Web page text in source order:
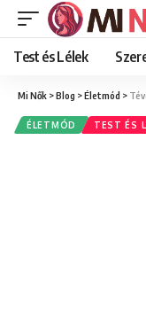
Test és Lélek
Mi Nők >Blog >Életmód >
ÉLETMÓD TEST ÉS